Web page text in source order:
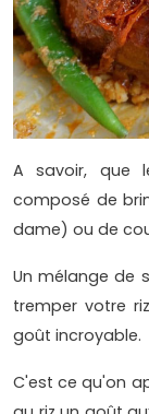
A savoir, que
composé de
dame) ou de
Un mélange de
tremper votre
goût incroyable.
C'est ce qu'on